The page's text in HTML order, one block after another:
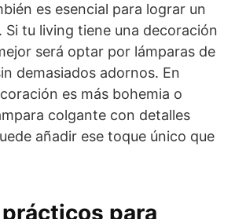
es esencial para lograr un
Si tu living tiene una decoración
será optar por lámparas de
demasiados adornos. En
es más bohemia o
colgante con detalles
añadir ese toque único que
para